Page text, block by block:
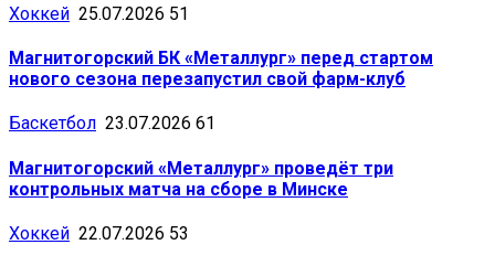
Хоккей 25.07.2026 51
Магнитогорский БК «Металлург» перед стартом
нового сезона перезапустил свой фарм-клуб
Баскетбол 23.07.2026 61
Магнитогорский «Металлург» проведёт три
контрольных матча на сборе в Минске
Хоккей 22.07.2026 53